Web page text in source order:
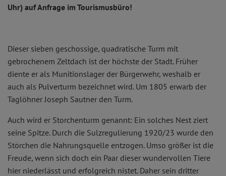
Uhr) auf Anfrage im Tourismusbüro!
Dieser sieben geschossige, quadratische Turm mit
gebrochenem Zeltdach ist der höchste der Stadt. Früher
diente er als Munitionslager der Bürgerwehr, weshalb er
auch als Pulverturm bezeichnet wird. Um 1805 erwarb der
Taglöhner Joseph Sautner den Turm.
Auch wird er Storchenturm genannt: Ein solches Nest ziert
seine Spitze. Durch die Sulzregulierung 1920/23 wurde den
Störchen die Nahrungsquelle entzogen. Umso größer ist die
Freude, wenn sich doch ein Paar dieser wundervollen Tiere
hier niederlässt und erfolgreich nistet. Daher sein dritter